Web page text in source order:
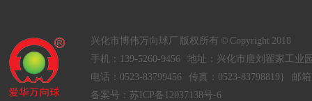
兴化市博伟万向球厂 版权所有 © Copyright 2018
手机：139-5260-9456 地址：兴化市唐刘翟家工业
电话：0523-83799456 传真：0523-83798819} 邮箱
备案号： 苏ICP备12037138号-6